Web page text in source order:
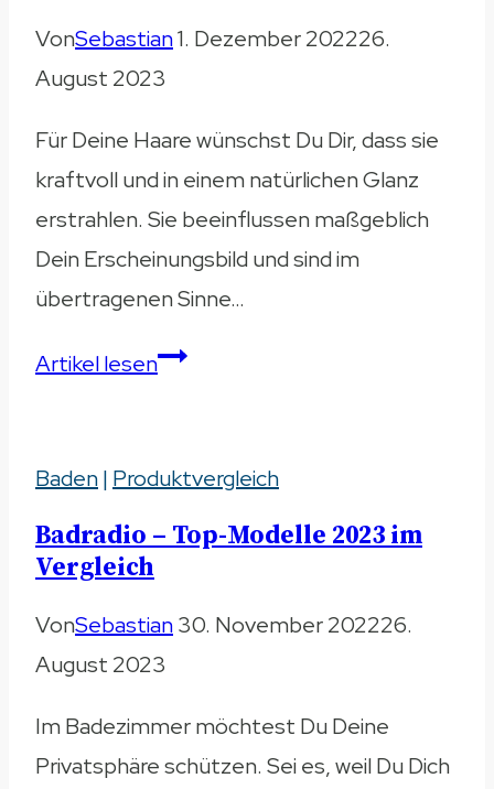
VonSebastian1. Dezember 202226.
August 2023
Für Deine Haare wünschst Du Dir, dass sie
kraftvoll und in einem natürlichen Glanz
erstrahlen. Sie beeinflussen maßgeblich
Dein Erscheinungsbild und sind im
übertragenen Sinne…
Artikel lesenShampoo
–
Vergleich
2023
Baden| Produktvergleich
Badradio – Top-Modelle 2023 im
Vergleich
VonSebastian30. November 202226.
August 2023
Im Badezimmer möchtest Du Deine
Privatsphäre schützen. Sei es, weil Du Dich